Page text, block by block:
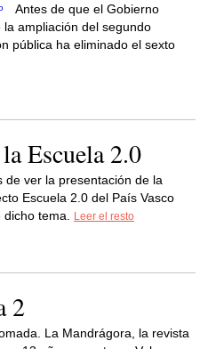
Antes de que el Gobierno
ampliación del segundo
pública ha eliminado el sexto
Escuela 2.0
de ver la presentación de la
Escuela 2.0 del País Vasco
tema.
Leer el resto
2
La Mandrágora, la revista